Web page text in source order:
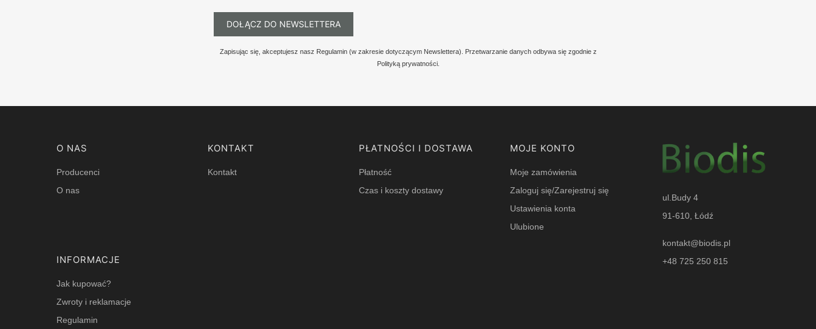
DOŁĄCZ DO NEWSLETTERA
Zapisując się, akceptujesz nasz Regulamin (w zakresie dotyczącym Newslettera). Przetwarzanie danych odbywa się zgodnie z
Polityką prywatności.
Linki w stopce
O NAS
Producenci
O nas
KONTAKT
Kontakt
PŁATNOŚCI I DOSTAWA
Płatność
Czas i koszty dostawy
MOJE KONTO
Moje zamówienia
Zaloguj się/Zarejestruj się
Ustawienia konta
Ulubione
INFORMACJE
Jak kupować?
Zwroty i reklamacje
Regulamin
ul.Budy 4
91-610, Łódź
kontakt@biodis.pl
+48 725 250 815